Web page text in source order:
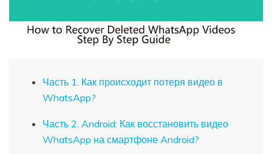
Часть 1. Как происходит потеря видео в
WhatsApp?
Часть 2. Android: Как восстановить видео
WhatsApp на смартфоне Android?